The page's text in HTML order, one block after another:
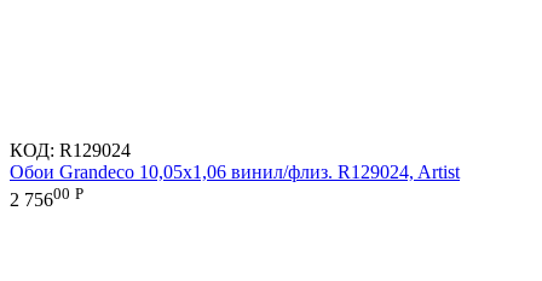
КОД: R129024
Обои Grandeco 10,05х1,06 винил/флиз. R129024, Artist
2 75600 Р